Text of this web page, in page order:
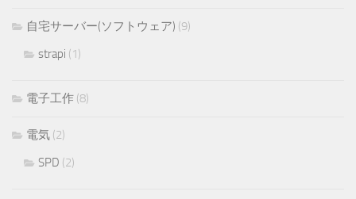
自宅サーバー(ソフトウェア) (9)
strapi (1)
電子工作 (8)
電気 (2)
SPD (2)